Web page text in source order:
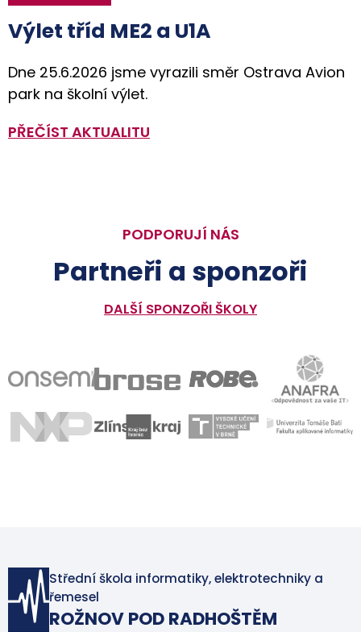
Výlet tříd ME2 a U1A
Dne 25.6.2026 jsme vyrazili směr Ostrava Avion
park na školní výlet.
PŘEČÍST AKTUALITU
PODPORUJÍ NÁS
Partneři a sponzoři
DALŠÍ SPONZOŘI ŠKOLY
Střední škola informatiky, elektrotechniky a
řemesel
ROŽNOV POD RADHOŠTĚM